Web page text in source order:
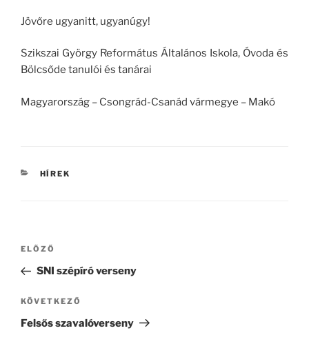
Jövőre ugyanitt, ugyanúgy!
Szikszai György Református Általános Iskola, Óvoda és
Bölcsőde tanulói és tanárai
Magyarország – Csongrád-Csanád vármegye – Makó
KATEGÓRIÁK
HÍREK
Bejegyzés
Korábbi
bejegyzés
ELŐZŐ
SNI szépíró verseny
Következő
bejegyzés
KÖVETKEZŐ
Felsős szavalóverseny